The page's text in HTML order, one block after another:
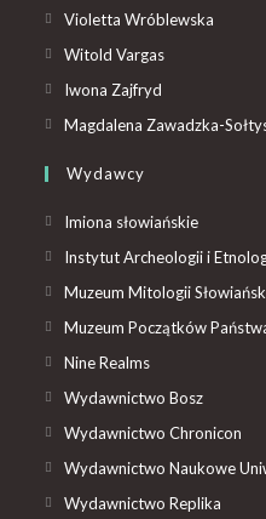
Violetta Wróblewska
Witold Vargas
Iwona Zajfryd
Magdalena Zawadzka-
Wydawcy
Imiona słowiańskie
Instytut Archeologii i
Muzeum Mitologii
Muzeum Początków
Nine Realms
Wydawnictwo Bosz
Wydawnictwo Chronicon
Wydawnictwo Naukowe
Wydawnictwo Replika